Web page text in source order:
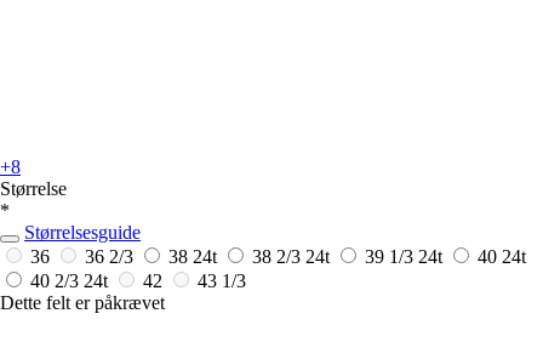
+8
Størrelse
*
Størrelsesguide
36
36 2/3 38 24t 38 2/3 24t 39 1/3 24t 40 24t
40 2/3 24t 42
43 1/3
Dette felt er påkrævet